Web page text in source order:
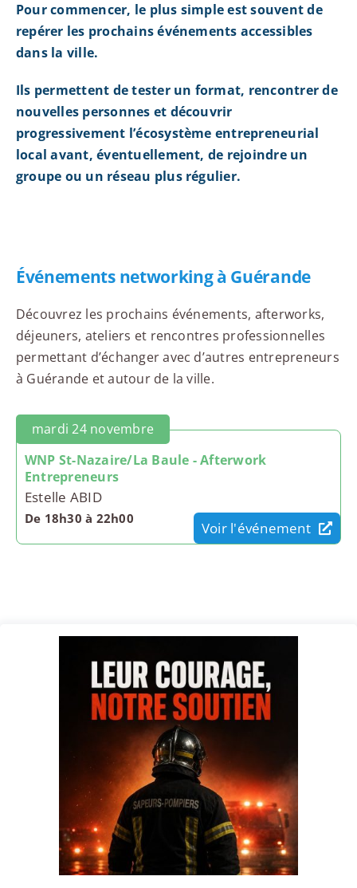
Pour commencer, le plus simple est souvent de
repérer les prochains événements accessibles
dans la ville.
Ils permettent de tester un format, rencontrer de
nouvelles personnes et découvrir
progressivement l’écosystème entrepreneurial
local avant, éventuellement, de rejoindre un
groupe ou un réseau plus régulier.
Événements networking à Guérande
Découvrez les prochains événements, afterworks,
déjeuners, ateliers et rencontres professionnelles
permettant d’échanger avec d’autres entrepreneurs
à Guérande et autour de la ville.
mardi 24 novembre
WNP St-Nazaire/La Baule - Afterwork
Entrepreneurs
Estelle ABID
De 18h30 à 22h00
Voir l'événement